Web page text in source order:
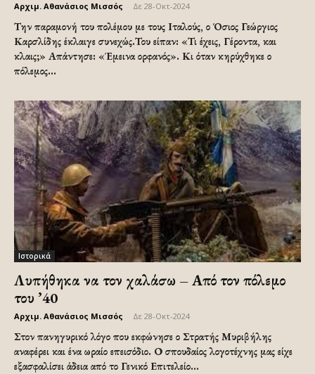
Αρχιμ. Αθανάσιος Μισσός Δε 28-Οκτ-2024
Την παραμονή του πολέμου με τους Ιταλούς, ο Όσιος Γεώργιος
Καρσλίδης έκλαιγε συνεχώς.Του είπαν: «Τι έχεις, Γέροντα, και
κλαις;» Απάντησε: «Έμεινα ορφανός». Κι όταν κηρύχθηκε ο
πόλεμος...
Ιστορικά
Λυπήθηκα να τον χαλάσω – Από τον πόλεμο
του ’40
Αρχιμ. Αθανάσιος Μισσός Δε 28-Οκτ-2024
Στον πανηγυρικό λόγο που εκφώνησε ο Στρατής Μυριβήλης
αναφέρει και ένα ωραίο επεισόδιο. Ο σπουδαίος λογοτέχνης μας είχε
εξασφαλίσει άδεια από το Γενικό Επιτελείο...